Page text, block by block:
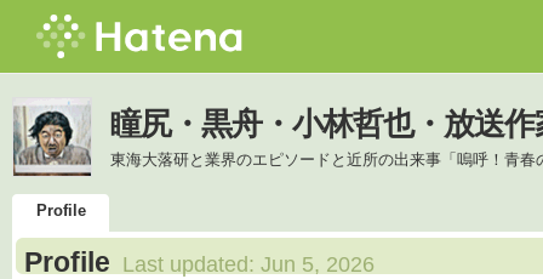
瞳尻・黒舟・小林哲也・放送
東海大落研と業界のエピソードと近所の出来事「嗚呼！青
Profile
Profile Last updated: Jun 5, 2026